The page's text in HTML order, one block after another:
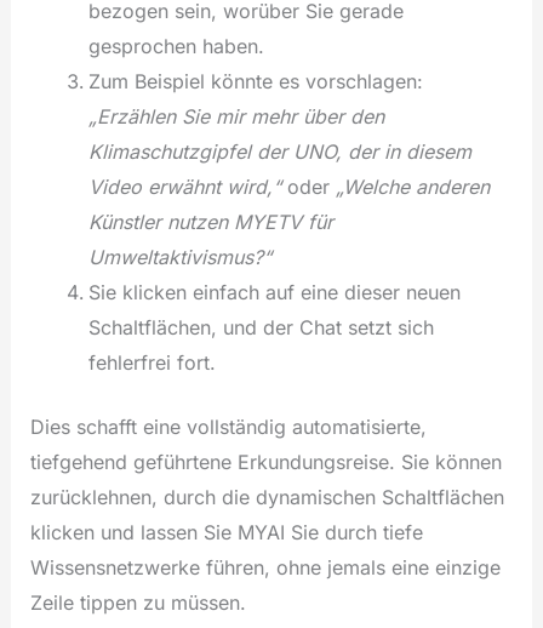
bezogen sein, worüber Sie gerade
gesprochen haben.
Zum Beispiel könnte es vorschlagen:
„Erzählen Sie mir mehr über den
Klimaschutzgipfel der UNO, der in diesem
Video erwähnt wird,“oder „Welche anderen
Künstler nutzen MYETV für
Umweltaktivismus?“
Sie klicken einfach auf eine dieser neuen
Schaltflächen, und der Chat setzt sich
fehlerfrei fort.
Dies schafft eine vollständig automatisierte,
tiefgehend geführtene Erkundungsreise. Sie können
zurücklehnen, durch die dynamischen Schaltflächen
klicken und lassen Sie MYAI Sie durch tiefe
Wissensnetzwerke führen, ohne jemals eine einzige
Zeile tippen zu müssen.